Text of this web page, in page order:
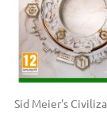
Sid Meier's